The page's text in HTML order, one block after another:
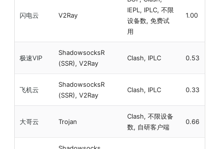
闪电云 V2Ray
IEPL, IPLC, 不限
设备数, 免费试
用
1.00
极速VIP
ShadowsocksR
(SSR), V2Ray
Clash, IPLC 0.53
飞机云
ShadowsocksR
(SSR), V2Ray
Clash, IPLC 0.33
大哥云 Trojan
Clash, 不限设备
数, 自研客户端
0.66